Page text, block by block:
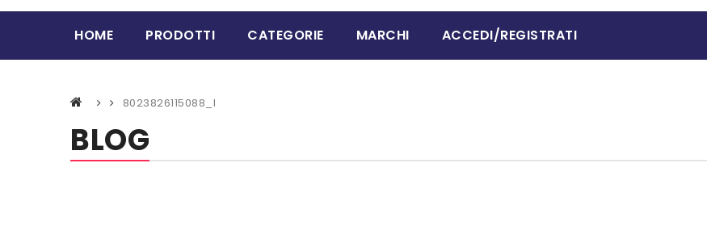
HOME PRODOTTI CATEGORIE MARCHI ACCEDI/REGISTRATI
8023826115088_l
BLOG